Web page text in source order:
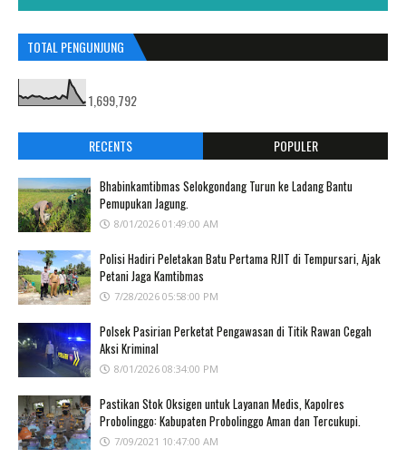
TOTAL PENGUNJUNG
1,699,792
RECENTS POPULER
Bhabinkamtibmas Selokgondang Turun ke Ladang Bantu
Pemupukan Jagung.
8/01/2026 01:49:00 AM
Polisi Hadiri Peletakan Batu Pertama RJIT di Tempursari, Ajak
Petani Jaga Kamtibmas
7/28/2026 05:58:00 PM
Polsek Pasirian Perketat Pengawasan di Titik Rawan Cegah
Aksi Kriminal
8/01/2026 08:34:00 PM
Pastikan Stok Oksigen untuk Layanan Medis, Kapolres
Probolinggo: Kabupaten Probolinggo Aman dan Tercukupi.
7/09/2021 10:47:00 AM